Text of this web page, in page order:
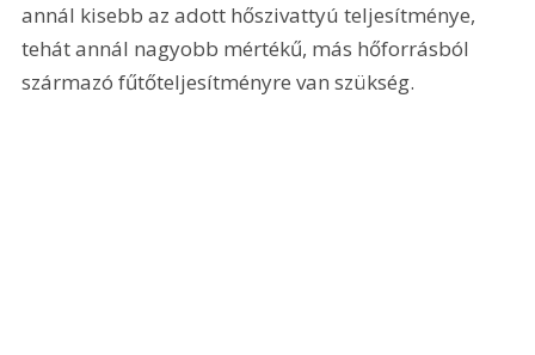
annál kisebb az adott hőszivattyú teljesítménye,
tehát annál nagyobb mértékű, más hőforrásból
származó fűtőteljesítményre van szükség.